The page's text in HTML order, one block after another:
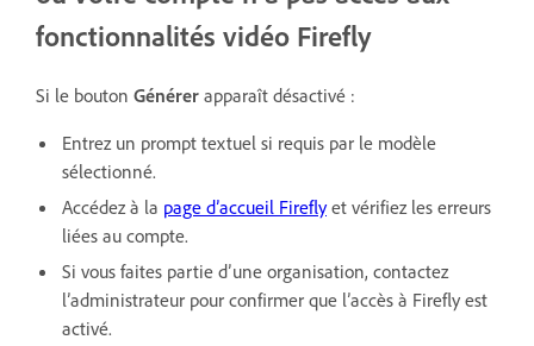
fonctionnalités vidéo Firefly
Si le bouton Générer apparaît désactivé :
Entrez un prompt textuel si requis par le modèle
sélectionné.
Accédez à la page d’accueil Fireflyet vérifiez les erreurs
liées au compte.
Si vous faites partie d’une organisation, contactez
l’administrateur pour confirmer que l’accès à Firefly est
activé.